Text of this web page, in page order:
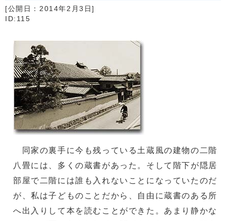
[公開日： 2014年2月3日]
ID:115
同家の裏手に今も残っている土蔵風の建物の二階
八畳には、多くの蔵書があった。そして階下が隠居
部屋で二階には誰も入れないことになっていたのだ
が、私は子どものことだから、自由に蔵書のある所
へ出入りして本を読むことができた。あまり静かな